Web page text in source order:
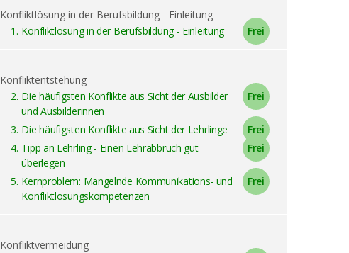
Konfliktlösung in der Berufsbildung - Einleitung
1. Konfliktlösung in der Berufsbildung - Einleitung
Konfliktentstehung
2. Die häufigsten Konflikte aus Sicht der Ausbilder
und Ausbilderinnen
3. Die häufigsten Konflikte aus Sicht der Lehrlinge
4. Tipp an Lehrling - Einen Lehrabbruch gut
überlegen
5. Kernproblem: Mangelnde Kommunikations- und
Konfliktlösungskompetenzen
Konfliktvermeidung